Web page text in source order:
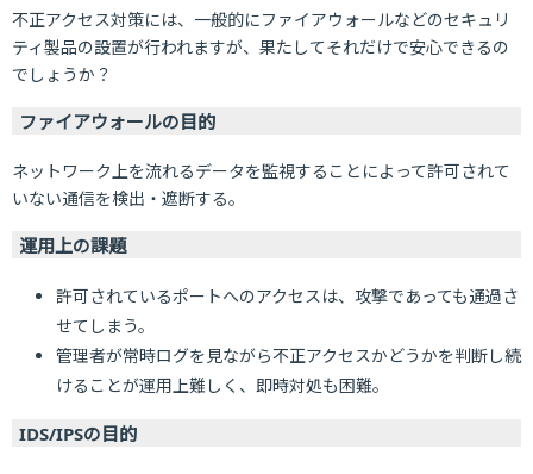
不正アクセス対策には、一般的にファイアウォールなどのセキュリ
ティ製品の設置が行われますが、果たしてそれだけで安心できるの
でしょうか？
ファイアウォールの目的
ネットワーク上を流れるデータを監視することによって許可されて
いない通信を検出・遮断する。
運用上の課題
許可されているポートへのアクセスは、攻撃であっても通過さ
せてしまう。
管理者が常時ログを見ながら不正アクセスかどうかを判断し続
けることが運用上難しく、即時対処も困難。
IDS/IPSの目的